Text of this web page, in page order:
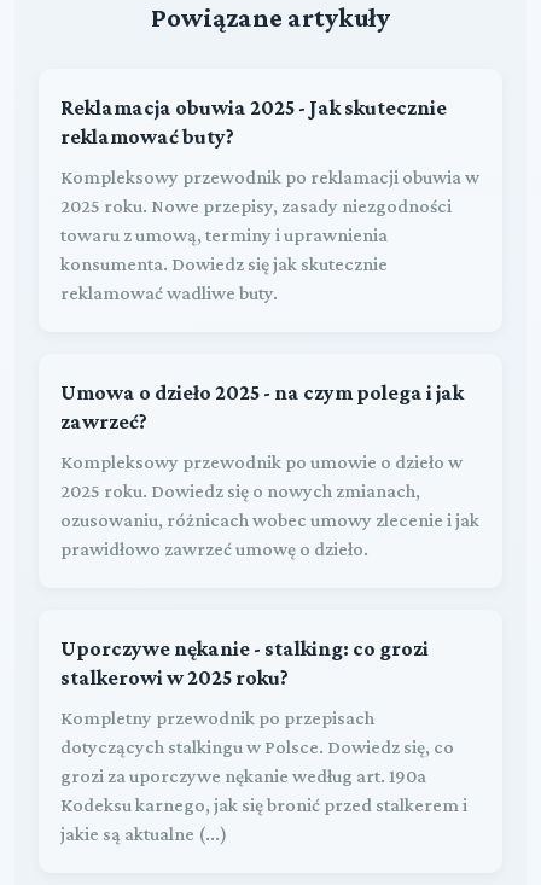
Powiązane artykuły
Reklamacja obuwia 2025 - Jak skutecznie
reklamować buty?
Kompleksowy przewodnik po reklamacji obuwia w
2025 roku. Nowe przepisy, zasady niezgodności
towaru z umową, terminy i uprawnienia
konsumenta. Dowiedz się jak skutecznie
reklamować wadliwe buty.
Umowa o dzieło 2025 - na czym polega i jak
zawrzeć?
Kompleksowy przewodnik po umowie o dzieło w
2025 roku. Dowiedz się o nowych zmianach,
ozusowaniu, różnicach wobec umowy zlecenie i jak
prawidłowo zawrzeć umowę o dzieło.
Uporczywe nękanie - stalking: co grozi
stalkerowi w 2025 roku?
Kompletny przewodnik po przepisach
dotyczących stalkingu w Polsce. Dowiedz się, co
grozi za uporczywe nękanie według art. 190a
Kodeksu karnego, jak się bronić przed stalkerem i
jakie są aktualne (...)